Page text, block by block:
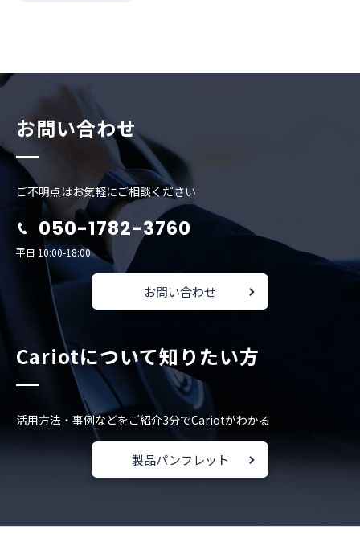
お問い合わせ
ご不明点はお気軽にご相談ください
050-1782-3760
平日 10:00-18:00
お問い合わせ
Cariotについて知りたい方
活用方法・事例などをご紹介3分でCariotがわかる
製品パンフレット